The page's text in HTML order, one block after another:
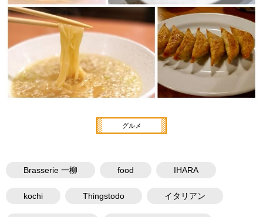
グルメ
Brasserie 一柳 food IHARA
kochi Thingstodo イタリアン